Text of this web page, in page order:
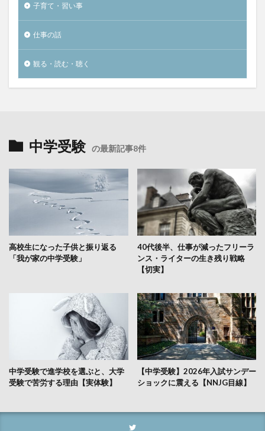
子育て・習い事
仕事の話
観る・読む・聴く
中学受験 の最新記事8件
高校生になった子供と振り返る
「我が家の中学受験」
40代後半、仕事が減ったフリーラ
ンス・ライターの生き残り戦略
【切実】
中学受験で進学校を選ぶと、大学
受験で苦労する理由【実体験】
【中学受験】2026年入試サンデー
ショックに震える【NNJG目線】